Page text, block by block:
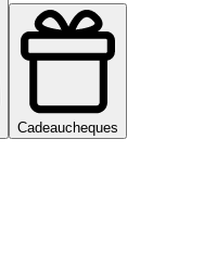
Cadeaucheques